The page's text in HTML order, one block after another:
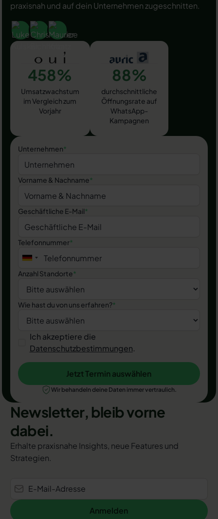
praxisnah und auf dein Unternehmen zugeschnitten.
458%
Umsatzwachstum
im Vergleich zum
Vorjahr
88%
durchschnittliche
Öffnungsrate auf
WhatsApp-
Kampagnen
Unternehmen*
Vorname & Nachname*
Geschäftliche E-Mail*
Telefonnummer*
Anzahl Standorte*
Wie hast du von uns erfahren?*
Ich akzeptiere die
Datenschutzbestimmungen.
Jetzt Termin auswählen
Jetzt Termin auswählen
Wir behandeln deine Daten immer vertraulich.
Newsletter, bleib vorne
dabei.
Erhalte praxisnahe Insights, neue Features und
Strategien.
Anmelden
Anmelden